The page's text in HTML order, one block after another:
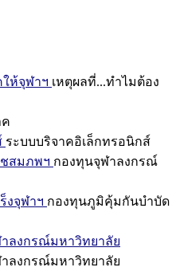
ให้จุฬาฯ เหตุผลที่...ทำไมต้อง
ค
ระบบบริจาคอิเล็กทรอนิกส์
สมภพฯ กองทุนจุฬาลงกรณ์
งจุฬาฯ กองทุนภูมิคุ้มกันบำบัด
าลงกรณ์มหาวิทยาลัย
าลงกรณ์มหาวิทยาลัย